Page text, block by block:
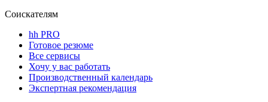
Соискателям
hh PRO
Готовое резюме
Все сервисы
Хочу у вас работать
Производственный календарь
Экспертная рекомендация